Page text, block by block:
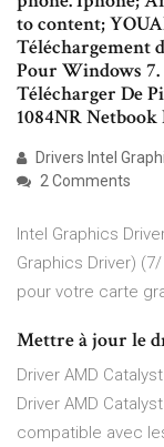
to content;
Téléchargement
Pour Windows
Télécharger De
1084NR
Drivers Intel
2 Comments
Intel Graphics
Graphics Driver)
pour votre carte
Mettre à jour le
Driver AMD
Driver AMD
compatible avec